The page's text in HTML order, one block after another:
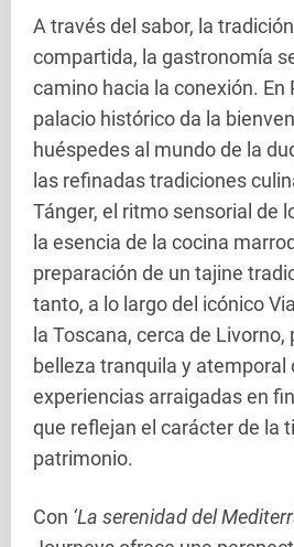
A través del sabor, la
compartida, la gastronomía
camino hacia la conexión. En
palacio histórico da la
huéspedes al mundo de la
las refinadas tradiciones
Tánger, el ritmo sensorial de
la esencia de la cocina
preparación de un tajine
tanto, a lo largo del icónico
la Toscana, cerca de
belleza tranquila y atemporal
experiencias arraigadas en
que reflejan el carácter de la
patrimonio.
Con ‘La serenidad del